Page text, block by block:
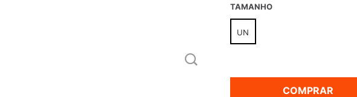
TAMANHO
UN
COMPRAR